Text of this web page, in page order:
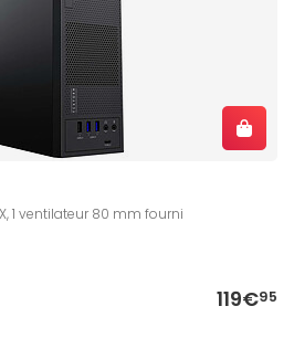
1 ventilateur 80 mm fourni
119€95